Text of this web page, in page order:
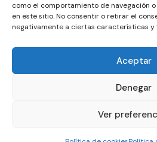
como el comportamiento de navegación
en este sitio. No consentir o retirar el
negativamente a ciertas características y
Aceptar
Denegar
Ver
© La Servilleta - El Blog de Paco
Política de cookiesPolítica de